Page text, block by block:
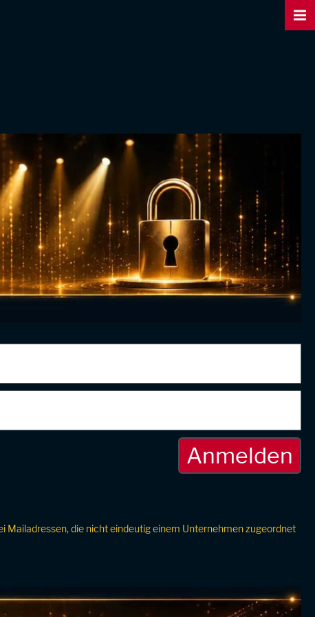
Mailadressen, die nicht eindeutig einem Unternehmen zugeordnet